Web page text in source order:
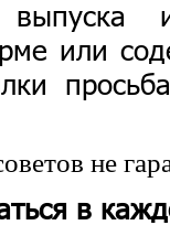
или
не
в